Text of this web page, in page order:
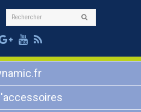
Rechercher
Google
Plus
Youtube
RSS